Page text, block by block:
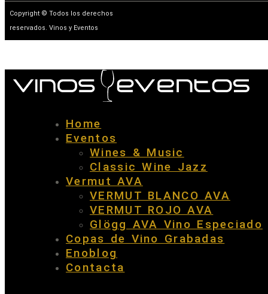
Copyright © Todos los derechos
reservados. Vinos y Eventos
Home
Eventos
Wines & Music
Classic Wine Jazz
Vermut AVA
VERMUT BLANCO AVA
VERMUT ROJO AVA
Glögg AVA Vino Especiado
Copas de Vino Grabadas
Enoblog
Contacta